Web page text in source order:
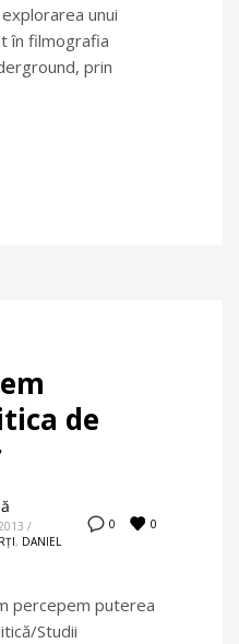
unui
în filmografia
prin
de
0 0
/
, DANIEL
percepem puterea
Studii